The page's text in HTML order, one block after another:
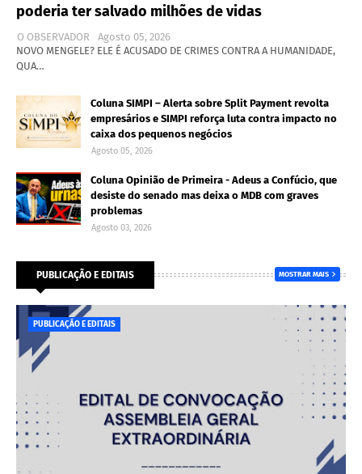
poderia ter salvado milhões de vidas
O OBSERVADOR
Agosto 05, 2026
NOVO MENGELE? ELE É ACUSADO DE CRIMES CONTRA A HUMANIDADE,
QUA…
Coluna SIMPI – Alerta sobre Split Payment revolta
empresários e SIMPI reforça luta contra impacto no
caixa dos pequenos negócios
Agosto 05, 2026
Coluna Opinião de Primeira - Adeus a Confúcio, que
desiste do senado mas deixa o MDB com graves
problemas
Agosto 03, 2026
PUBLICAÇÃO E EDITAIS MOSTRAR MAIS
PUBLICAÇÃO E EDITAIS